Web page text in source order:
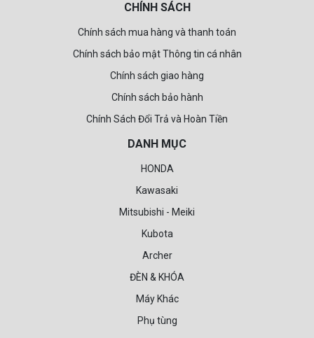
CHÍNH SÁCH
Chính sách mua hàng và thanh toán
Chính sách bảo mật Thông tin cá nhân
Chính sách giao hàng
Chính sách bảo hành
Chính Sách Đổi Trả và Hoàn Tiền
DANH MỤC
HONDA
Kawasaki
Mitsubishi - Meiki
Kubota
Archer
ĐÈN & KHÓA
Máy Khác
Phụ tùng